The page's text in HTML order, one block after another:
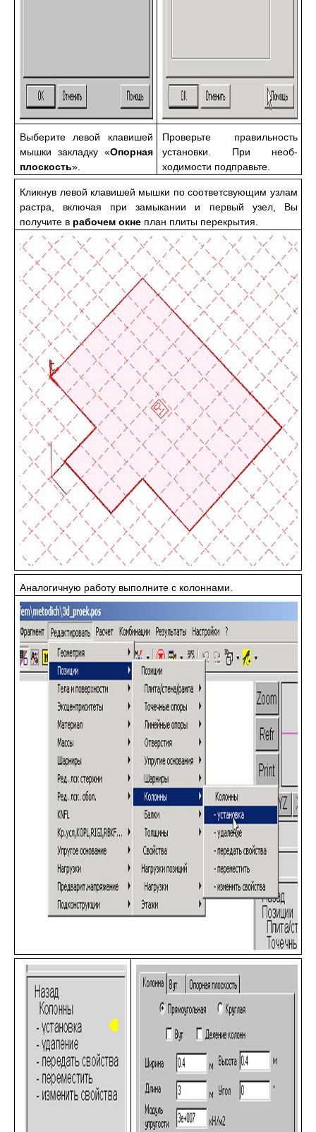
Выберите левой клавишей
мышки закладку «Опорная
плоскость».
Проверьте правильность
установки. При необ-
ходимости подправьте.
Кликнув левой клавишей мышки по соответсвующим узлам
растра, включая при замыкании и первый узел, Вы
получите в рабочем окне план плиты перекрытия.
Аналогичную работу выполните с колоннами.